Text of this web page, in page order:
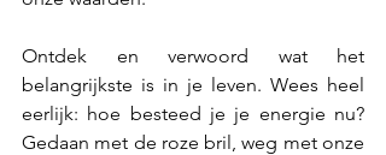
Ontdek en verwoord wat het
belangrijkste is in je leven. Wees heel
eerlijk: hoe besteed je je energie nu?
Gedaan met de roze bril, weg met onze